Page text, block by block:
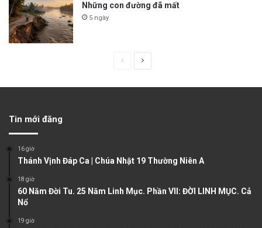
Những con đường đã mất
5 ngày
u
g
Tin mới đăng
16 giờ
Thánh Vịnh Đáp Ca | Chúa Nhật 19 Thường Niên A
18 giờ
60 Năm Đời Tu. 25 Năm Linh Mục. Phần VII: ĐỜI LINH MỤC. Cả
Nổ
19 giờ